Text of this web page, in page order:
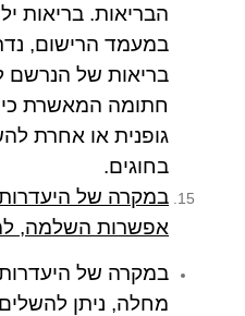
הבריאות. בריאות
במעמד הרישום,
בריאות של הנרשם
חתומה המאשרת כי
גופנית או אחרת
בחוגים.
במקרה של היעדרות
אפשרות השלמה,
במקרה של
מחלה, ניתן